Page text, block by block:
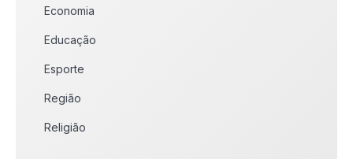
Economia
Educação
Esporte
Região
Religião